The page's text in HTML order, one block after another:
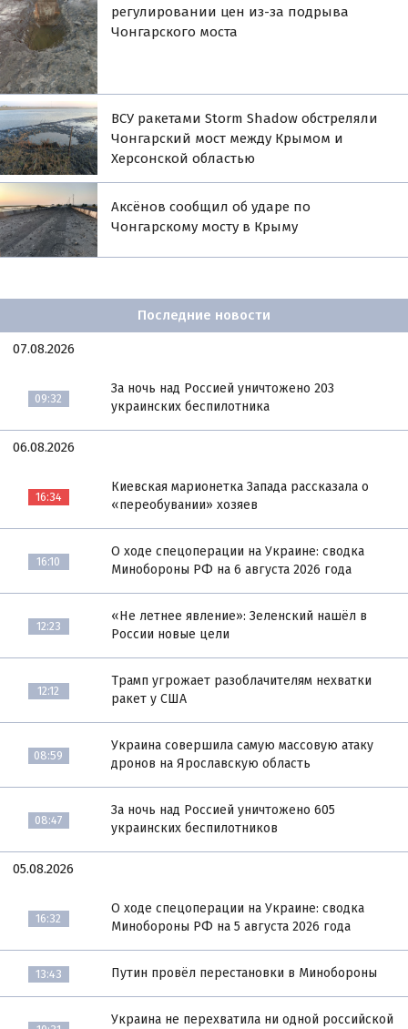
регулировании цен из-за подрыва
Чонгарского моста
ВСУ ракетами Storm Shadow обстреляли
Чонгарский мост между Крымом и
Херсонской областью
Аксёнов сообщил об ударе по
Чонгарскому мосту в Крыму
Последние новости
07.08.2026
09:32
За ночь над Россией уничтожено 203
украинских беспилотника
06.08.2026
16:34
Киевская марионетка Запада рассказала о
«переобувании» хозяев
16:10
О ходе спецоперации на Украине: сводка
Минобороны РФ на 6 августа 2026 года
12:23
«Не летнее явление»: Зеленский нашёл в
России новые цели
12:12
Трамп угрожает разоблачителям нехватки
ракет у США
08:59
Украина совершила самую массовую атаку
дронов на Ярославскую область
08:47
За ночь над Россией уничтожено 605
украинских беспилотников
05.08.2026
16:32
О ходе спецоперации на Украине: сводка
Минобороны РФ на 5 августа 2026 года
13:43 Путин провёл перестановки в Минобороны
Украина не перехватила ни одной российской